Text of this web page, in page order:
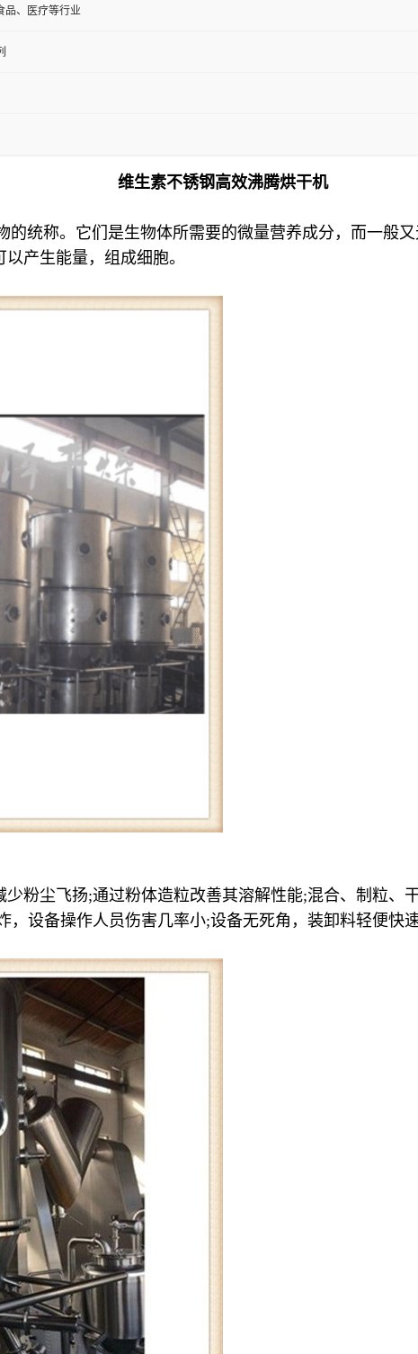
品、医疗等行业
维生素不锈钢高效沸腾烘干机
的统称。它们是生物体所需要的微量营养成分，而一般
产生能量，组成细胞。
粉尘飞扬;通过粉体造粒改善其溶解性能;混合、制粒、
设备操作人员伤害几率小;设备无死角，装卸料轻便快